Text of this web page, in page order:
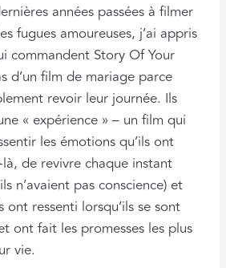
années passées à filmer
fugues amoureuses, j’ai appris
commandent Story Of Your
d’un film de mariage parce
revoir leur journée. Ils
« expérience » – un film qui
les émotions qu’ils ont
de revivre chaque instant
n’avaient pas conscience) et
ont ressenti lorsqu’ils se sont
ont fait les promesses les plus
vie.